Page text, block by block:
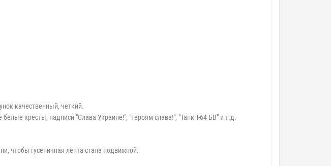
качественный, четкий.
кресты, надписи "Слава Украине!", "Героям слава!", "Танк Т-64 БВ" и т.д.
чтобы гусеничная лента стала подвижной.